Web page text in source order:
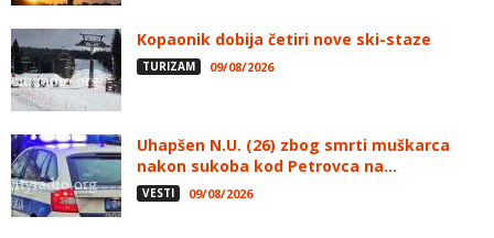
Kopaonik dobija četiri nove ski-staze
TURIZAM 09/08/2026
Uhapšen N.U. (26) zbog smrti muškarca
nakon sukoba kod Petrovca na...
VESTI 09/08/2026